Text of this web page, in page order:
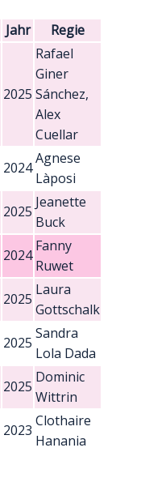
Jahr Regie
2025
Rafael
Giner
Sánchez,
Alex
Cuellar
2024
Agnese
Làposi
2025
Jeanette
Buck
2024
Fanny
Ruwet
2025
Laura
Gottschalk
2025
Sandra
Lola Dada
2025
Dominic
Wittrin
2023
Clothaire
Hanania